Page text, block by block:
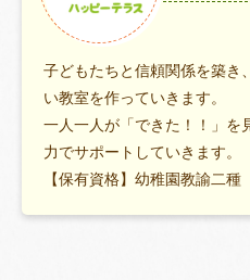
子どもたちと信頼関係を築き
い教室を作っていきます。
一人一人が「できた！！」を
力でサポートしていきます。
【保有資格】幼稚園教諭二種